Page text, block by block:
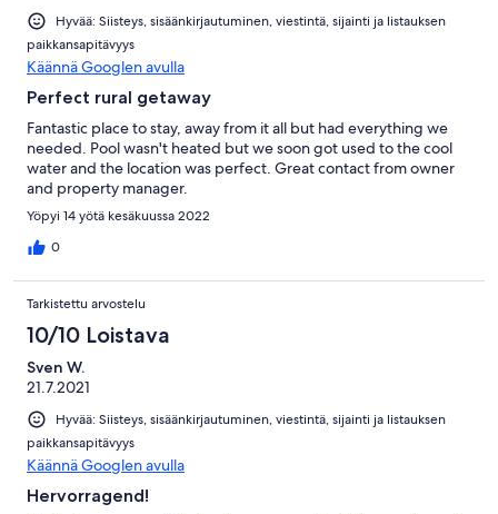
Hyvää: Siisteys, sisäänkirjautuminen, viestintä, sijainti ja listauksen
paikkansapitävyys
Käännä Googlen avulla
Perfect rural getaway
Fantastic place to stay, away from it all but had everything we
needed. Pool wasn't heated but we soon got used to the cool
water and the location was perfect. Great contact from owner
and property manager.
Yöpyi 14 yötä kesäkuussa 2022
0
Tarkistettu arvostelu
10/10 Loistava
Sven W.
21.7.2021
Hyvää: Siisteys, sisäänkirjautuminen, viestintä, sijainti ja listauksen
paikkansapitävyys
Käännä Googlen avulla
Hervorragend!